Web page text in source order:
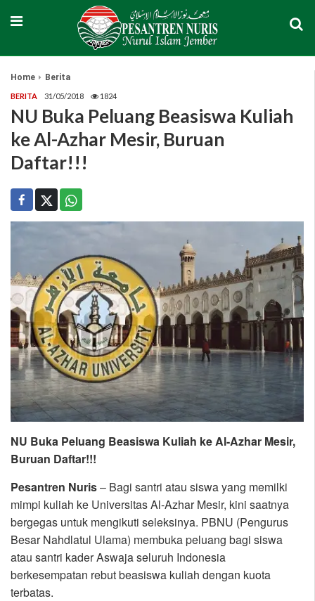
Home Berita
BERITA 31/05/2018 1824
NU Buka Peluang Beasiswa Kuliah
ke Al-Azhar Mesir, Buruan
Daftar!!!
NU Buka Peluang Beasiswa Kuliah ke Al-Azhar Mesir,
Buruan Daftar!!!
Pesantren Nuris– Bagi santri atau siswa yang memilki
mimpi kuliah ke Universitas Al-Azhar Mesir, kini saatnya
bergegas untuk mengikuti seleksinya. PBNU (Pengurus
Besar Nahdlatul Ulama) membuka peluang bagi siswa
atau santri kader Aswaja seluruh Indonesia
berkesempatan rebut beasiswa kuliah dengan kuota
terbatas.